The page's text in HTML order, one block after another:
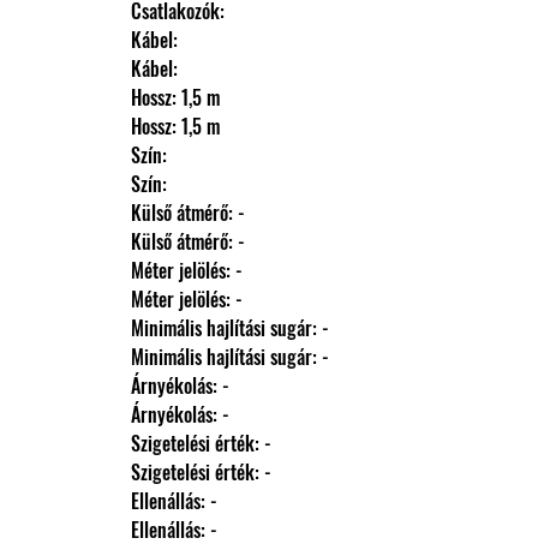
                Csatlakozók:
                Kábel:
                Kábel:
                Hossz: 1,5 m
                Hossz: 1,5 m
                Szín:
                Szín:
                Külső átmérő: -
                Külső átmérő: -
                Méter jelölés: -
                Méter jelölés: -
                Minimális hajlítási sugár: -
                Minimális hajlítási sugár: -
                Árnyékolás: -
                Árnyékolás: -
                Szigetelési érték: -
                Szigetelési érték: -
                Ellenállás: -
                Ellenállás: -